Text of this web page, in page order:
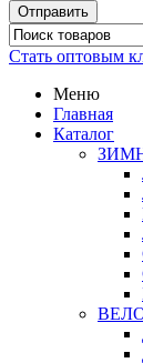
Отправить
Стать оптовым
Меню
Главная
Каталог